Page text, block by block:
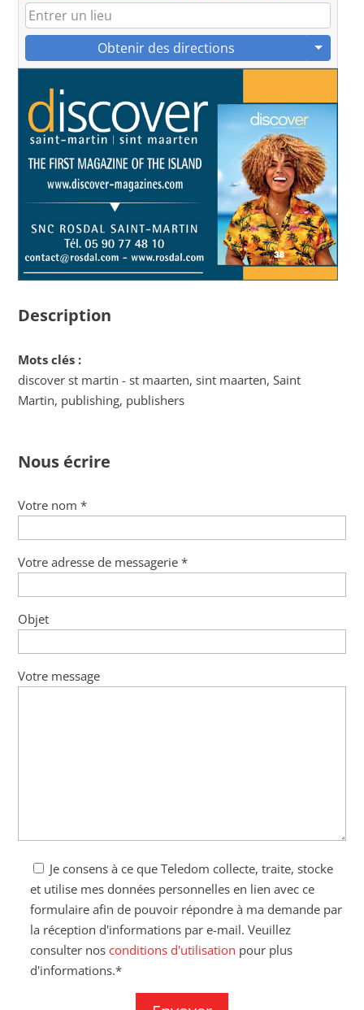
Obtenir des directions
Description
Mots clés :
discover st martin - st maarten, sint maarten, Saint
Martin, publishing, publishers
Nous écrire
Votre nom *
Votre adresse de messagerie *
Objet
Votre message
Je consens à ce que Teledom collecte, traite, stocke
et utilise mes données personnelles en lien avec ce
formulaire afin de pouvoir répondre à ma demande par
la réception d'informations par e-mail. Veuillez
consulter nosconditions d'utilisation pour plus
d'informations.*